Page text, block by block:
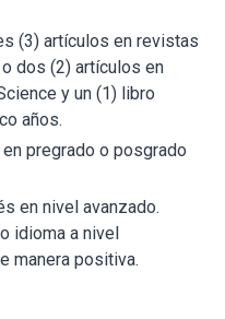
(3) artículos en revistas
dos (2) artículos en
y un (1) libro
años.
pregrado o posgrado
en nivel avanzado.
idioma a nivel
manera positiva.